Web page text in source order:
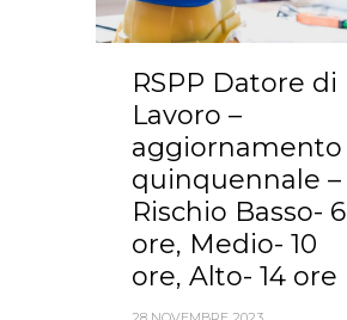
RSPP Datore di
Lavoro –
aggiornamento
quinquennale –
Rischio Basso- 6
ore, Medio- 10
ore, Alto- 14 ore